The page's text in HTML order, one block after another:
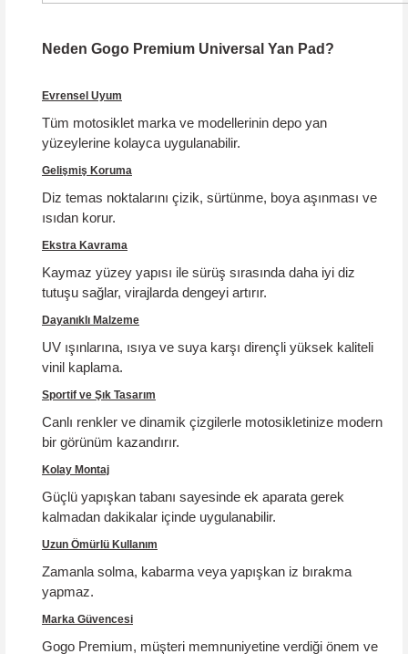
Neden Gogo Premium Universal Yan Pad?
Evrensel Uyum
Tüm motosiklet marka ve modellerinin depo yan
yüzeylerine kolayca uygulanabilir.
Gelişmiş Koruma
Diz temas noktalarını çizik, sürtünme, boya aşınması ve
ısıdan korur.
Ekstra Kavrama
Kaymaz yüzey yapısı ile sürüş sırasında daha iyi diz
tutuşu sağlar, virajlarda dengeyi artırır.
Dayanıklı Malzeme
UV ışınlarına, ısıya ve suya karşı dirençli yüksek kaliteli
vinil kaplama.
Sportif ve Şık Tasarım
Canlı renkler ve dinamik çizgilerle motosikletinize modern
bir görünüm kazandırır.
Kolay Montaj
Güçlü yapışkan tabanı sayesinde ek aparata gerek
kalmadan dakikalar içinde uygulanabilir.
Uzun Ömürlü Kullanım
Zamanla solma, kabarma veya yapışkan iz bırakma
yapmaz.
Marka Güvencesi
Gogo Premium, müşteri memnuniyetine verdiği önem ve